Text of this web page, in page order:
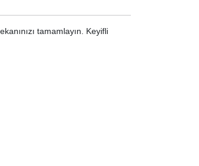
tamamlayın. Keyifli